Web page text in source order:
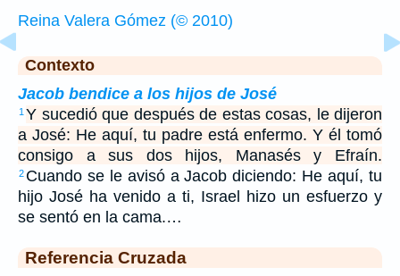
Reina Valera Gómez (© 2010)
Contexto
Jacob bendice a los hijos de José
1 Y sucedió que después de estas cosas, le dijeron
a José: He aquí, tu padre está enfermo. Y él tomó
consigo a sus dos hijos, Manasés y Efraín.
2 Cuando se le avisó a Jacob diciendo: He aquí, tu
hijo José ha venido a ti, Israel hizo un esfuerzo y
se sentó en la cama.…
Referencia Cruzada